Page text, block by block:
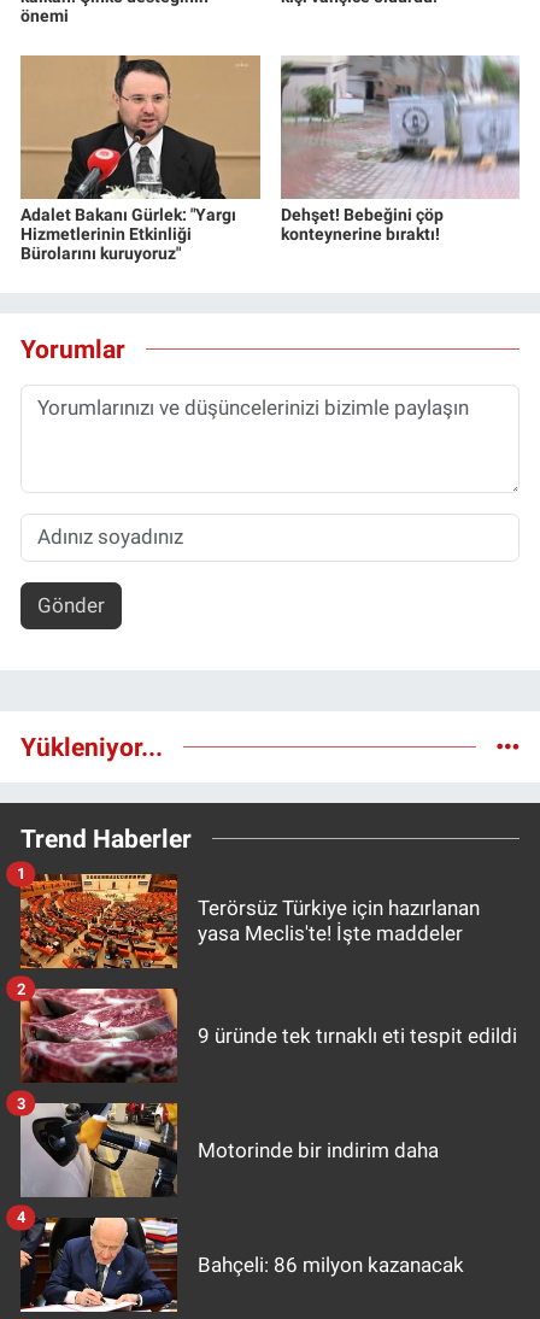
önemi
Adalet Bakanı Gürlek: "Yargı
Hizmetlerinin Etkinliği
Bürolarını kuruyoruz"
Dehşet! Bebeğini çöp
konteynerine bıraktı!
Yorumlar
Gönder
Yükleniyor...
Trend Haberler
Terörsüz Türkiye için hazırlanan
yasa Meclis'te! İşte maddeler
1
9 üründe tek tırnaklı eti tespit edildi
2
Motorinde bir indirim daha
3
Bahçeli: 86 milyon kazanacak
4